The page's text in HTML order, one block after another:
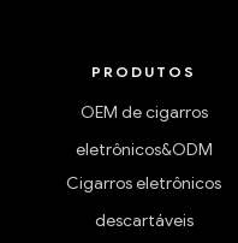
PRODUTOS
OEM de cigarros
eletrônicos&ODM
Cigarros eletrônicos
descartáveis